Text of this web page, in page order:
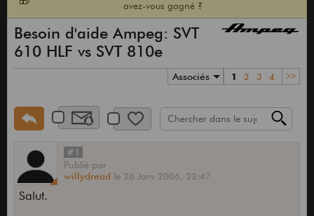
avez-vous gagné ?
Besoin d'aide Ampeg: SVT
610 HLF vs SVT 810e
Associés 1 2 3 4 >>
#1
Publié par
willydread le 26 Janv 2006, 23:47
Salut.